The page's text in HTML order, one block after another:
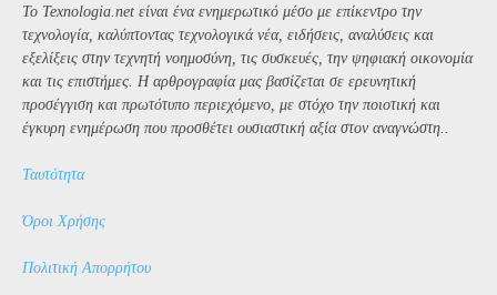
Το Texnologia.net είναι ένα ενημερωτικό μέσο με επίκεντρο την
τεχνολογία, καλύπτοντας τεχνολογικά νέα, ειδήσεις, αναλύσεις και
εξελίξεις στην τεχνητή νοημοσύνη, τις συσκευές, την ψηφιακή οικονομία
και τις επιστήμες. Η αρθρογραφία μας βασίζεται σε ερευνητική
προσέγγιση και πρωτότυπο περιεχόμενο, με στόχο την ποιοτική και
έγκυρη ενημέρωση που προσθέτει ουσιαστική αξία στον αναγνώστη..
Ταυτότητα
Όροι Χρήσης
Πολιτική Απορρήτου